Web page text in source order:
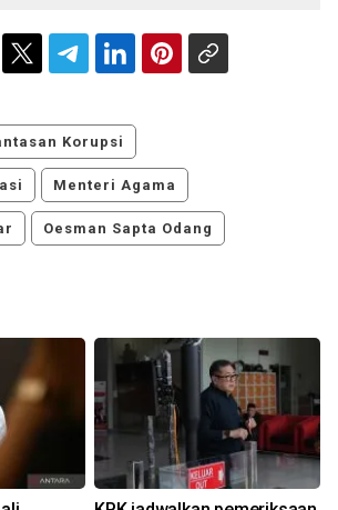
Korupsi
Menteri Agama
Oesman Sapta Odang